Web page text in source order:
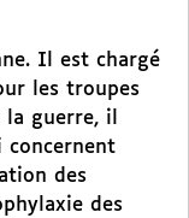
Il est chargé
les troupes
guerre, il
concernent
des
des